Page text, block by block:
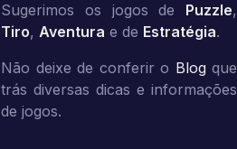
Sugerimos os jogos de Puzzle,
Tiro, Aventura e de Estratégia.
Não deixe de conferir o Blog que
trás diversas dicas e informações
de jogos.